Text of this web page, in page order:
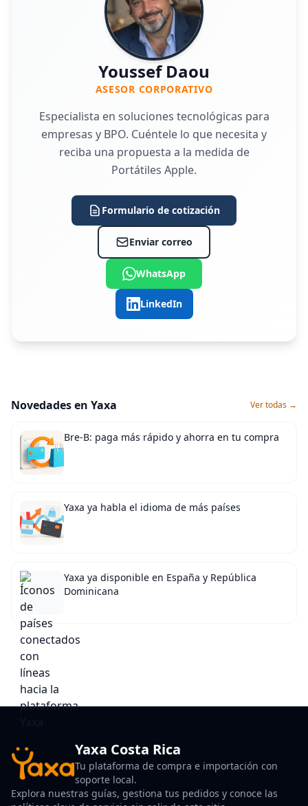
Youssef Daou
ASESOR CORPORATIVO
Especialista en soluciones tecnológicas para
empresas y BPO. Cuéntele lo que necesita y
reciba una propuesta a la medida de
Portátiles Apple.
Formulario de cotización
Enviar correo
WhatsApp
LinkedIn
Novedades en Yaxa Ver todas →
Bre-B: paga más rápido y ahorra en tu compra
Yaxa ya habla el idioma de más países
Yaxa ya disponible en España y República
Dominicana
Yaxa Costa Rica
Tu plataforma de compra e importación con
soporte local.
Explora nuestras guías, gestiona tus pedidos y conoce las